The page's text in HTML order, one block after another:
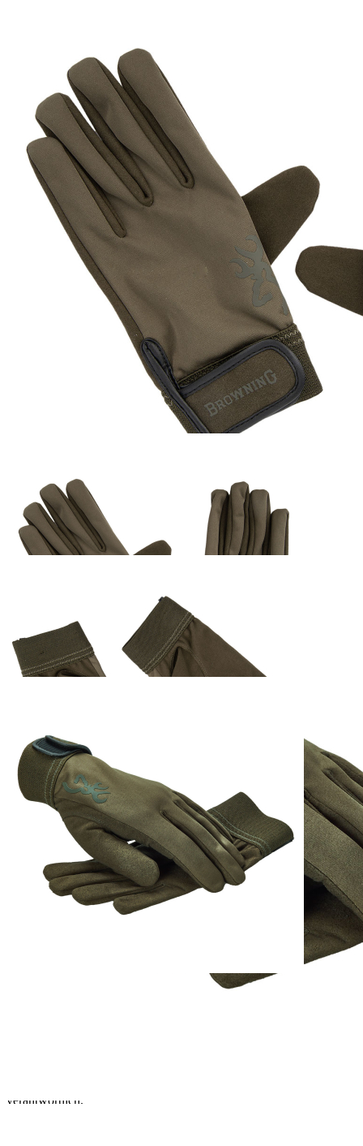
Browning Handschuh
Light Grün
29,95 €
Ausführung
Zum Warenkorb hinzufügen
Zur Wunschliste hinzufügen
Sofort lieferbar
Sehr leichte Handschuhe aus Mikrofaser; Handrücken Wildleder.
Handfläche: 55 % Polyester, 45 % Polyurethan
verantwortlich.